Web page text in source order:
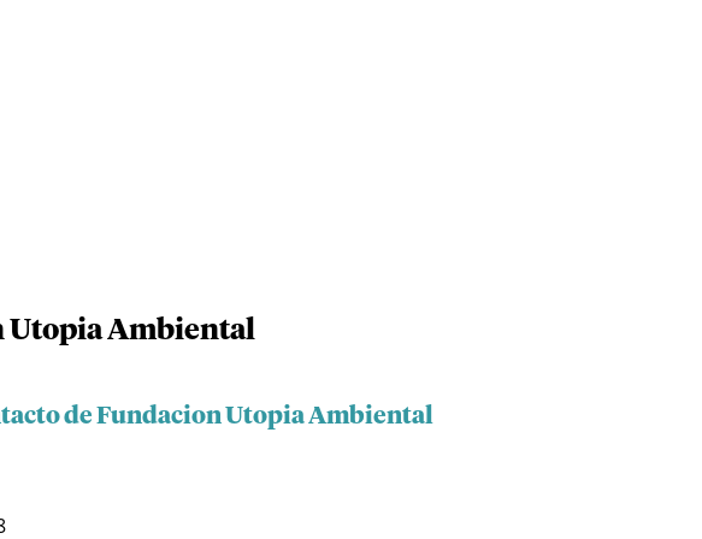
Utopia Ambiental
de Fundacion Utopia Ambiental